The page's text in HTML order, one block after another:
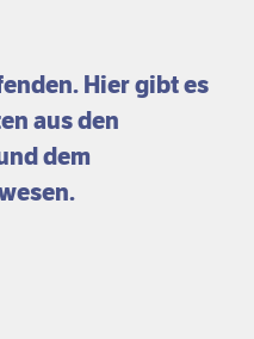
Hier gibt es
aus den
dem